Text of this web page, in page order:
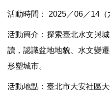
活動時間： 2025／06／14（
活動簡介：探索臺北水文與
讀，認識盆地地貌、水文變
形塑城市。
活動地點：臺北市大安社區